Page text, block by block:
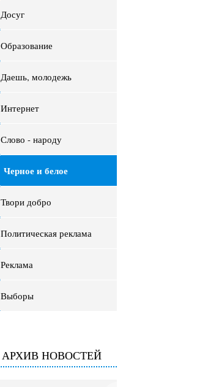
Досуг
Образование
Даешь, молодежь
Интернет
Слово - народу
Черное и белое
Твори добро
Политическая реклама
Реклама
Выборы
АРХИВ НОВОСТЕЙ